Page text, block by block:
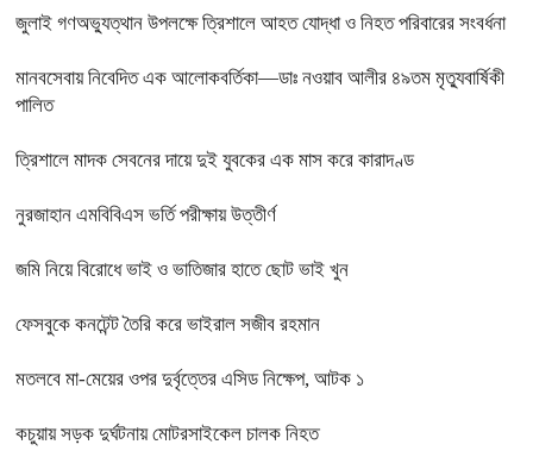
জুলাই গণঅভ্যুত্থান উপলক্ষে ত্রিশালে আহত যোদ্ধা ও নিহত পরিবারের সংবর্ধনা
মানবসেবায় নিবেদিত এক আলোকবর্তিকা—ডাঃ নওয়াব আলীর ৪৯তম মৃত্যুবার্ষিকী
পালিত
ত্রিশালে মাদক সেবনের দায়ে দুই যুবকের এক মাস করে কারাদণ্ড
নুরজাহান এমবিবিএস ভর্তি পরীক্ষায় উত্তীর্ণ
জমি নিয়ে বিরোধে ভাই ও ভাতিজার হাতে ছোট ভাই খুন
ফেসবুকে কনটেন্ট তৈরি করে ভাইরাল সজীব রহমান
মতলবে মা-মেয়ের ওপর দুর্বৃত্তের এসিড নিক্ষেপ, আটক ১
কচুয়ায় সড়ক দুর্ঘটনায় মোটরসাইকেল চালক নিহত